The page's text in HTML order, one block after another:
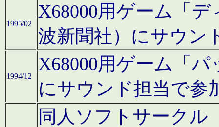
1995/02
X68000用ゲーム「
波新聞社）にサウン
1994/12
X68000用ゲーム「
にサウンド担当で参
同人ソフトサークル